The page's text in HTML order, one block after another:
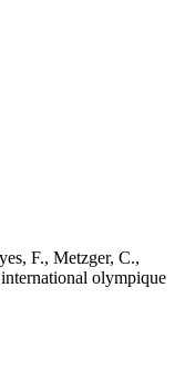
F., Metzger, C.,
olympique